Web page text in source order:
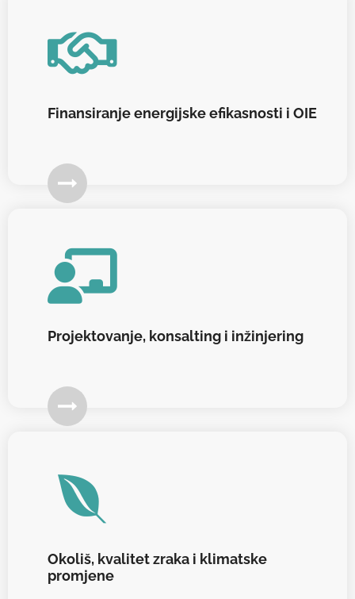
Finansiranje energijske efikasnosti i OIE
Projektovanje, konsalting i inžinjering
Okoliš, kvalitet zraka i klimatske
promjene